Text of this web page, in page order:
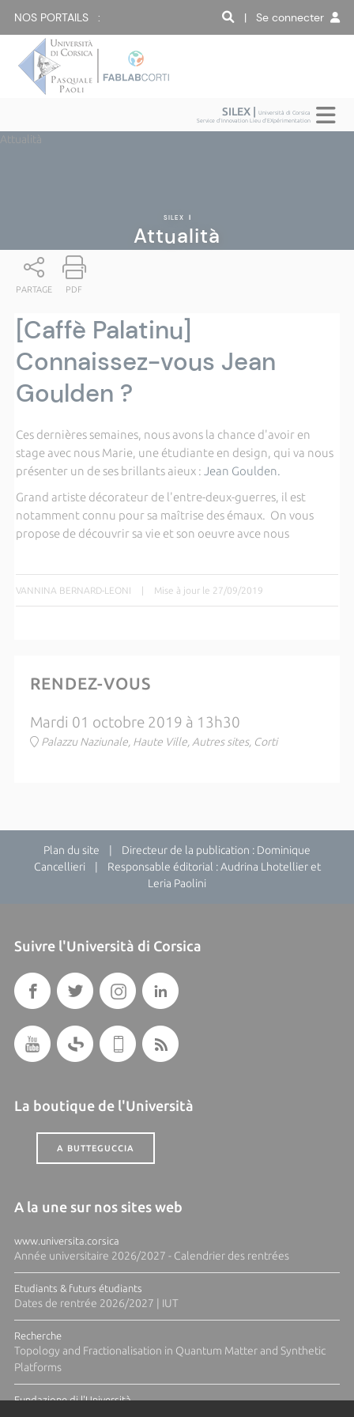
NOS PORTAILS : | Se connecter
SILEX |Università di Corsica
Service d'Innovation Lieu d'EXpérimentation
Attualità
SILEX |
Attualità
PARTAGE PDF
[Caffè Palatinu]
Connaissez-vous Jean
Goulden ?
Ces dernières semaines, nous avons la chance d'avoir en
stage avec nous Marie, une étudiante en design, qui va nous
présenter un de ses brillants aieux : Jean Goulden.
Grand artiste décorateur de l'entre-deux-guerres, il est
notamment connu pour sa maîtrise des émaux. On vous
propose de découvrir sa vie et son oeuvre avce nous
VANNINA BERNARD-LEONI | Mise à jour le 27/09/2019
RENDEZ-VOUS
Mardi 01 octobre 2019 à 13h30
Palazzu Naziunale, Haute Ville, Autres sites, Corti
Plan du site | Directeur de la publication : Dominique
Cancellieri | Responsable éditorial : Audrina Lhotellier et
Leria Paolini
Suivre l'Università di Corsica
La boutique de l'Università
A BUTTEGUCCIA
A la une sur nos sites web
www.universita.corsica
Année universitaire 2026/2027 - Calendrier des rentrées
Etudiants & futurs étudiants
Dates de rentrée 2026/2027 | IUT
Recherche
Topology and Fractionalisation in Quantum Matter and Synthetic
Platforms
Fundazione di l'Università